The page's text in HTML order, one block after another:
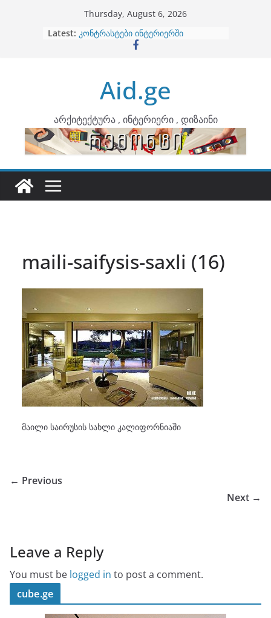
Thursday, August 6, 2026
Latest: ბინების გაერთიანება
კონტრასტები ინტერიერში
ინტერიერის დიზიანი
არტემიდი წარმოგიდგენთ
Aid.ge
არქიტექტურა , ინტერიერი , დიზაინი
maili-saifysis-saxli (16)
მაილი საირუსის სახლი კალიფორნიაში
← Previous
Next →
Leave a Reply
You must be logged in to post a comment.
cube.ge